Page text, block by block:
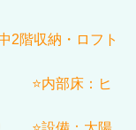
2階収納・ロフト
部床：ヒ